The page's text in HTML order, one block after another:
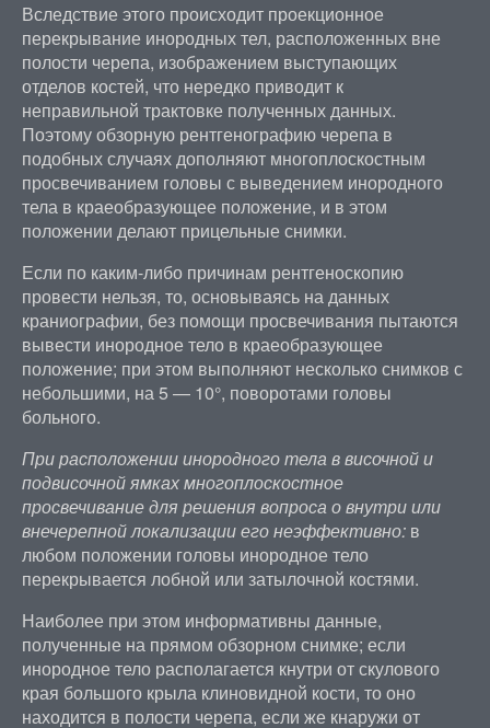
Вследствие этого происходит проекционное
перекрывание инородных тел, расположенных вне
полости черепа, изображением выступающих
отделов костей, что нередко приводит к
неправильной трактовке полученных данных.
Поэтому обзорную рентгенографию черепа в
подобных случаях дополняют многоплоскостным
просвечиванием головы с выведением инородного
тела в краеобразующее положение, и в этом
положении делают прицельные снимки.
Если по каким-либо причинам рентгеноскопию
провести нельзя, то, основываясь на данных
краниографии, без помощи просвечивания пытаются
вывести инородное тело в краеобразующее
положение; при этом выполняют несколько снимков с
небольшими, на 5 — 10°, поворотами головы
больного.
При расположении инородного тела в височной и
подвисочной ямках многоплоскостное
просвечивание для решения вопроса о внутри или
внечерепной локализации его неэффективно: в
любом положении головы инородное тело
перекрывается лобной или затылочной костями.
Наиболее при этом информативны данные,
полученные на прямом обзорном снимке; если
инородное тело располагается кнутри от скулового
края большого крыла клиновидной кости, то оно
находится в полости черепа, если же кнаружи от